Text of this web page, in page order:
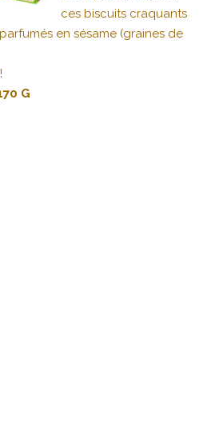
ces biscuits craquants
en sésame (graines de
G